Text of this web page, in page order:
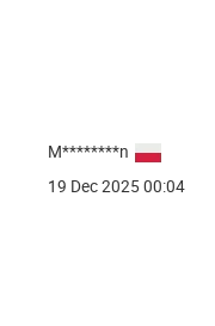
M********n
19 Dec 2025 00:04